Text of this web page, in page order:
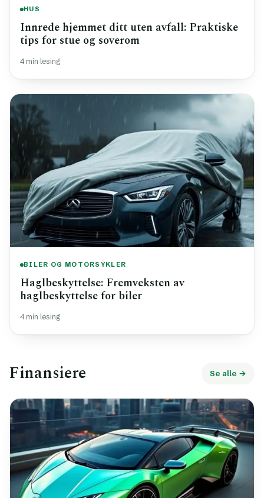
HUS
Innrede hjemmet ditt uten avfall: Praktiske
tips for stue og soverom
4 min lesing
BILER OG MOTORSYKLER
Haglbeskyttelse: Fremveksten av
haglbeskyttelse for biler
4 min lesing
Finansiere Se alle →